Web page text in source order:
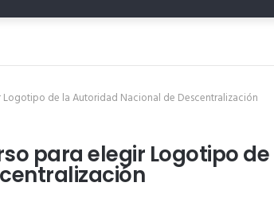
de la Autoridad Nacional de Descentralización
para elegir Logotipo de